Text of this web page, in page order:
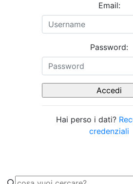
Email:
Password:
Hai perso i dati?
credenziali